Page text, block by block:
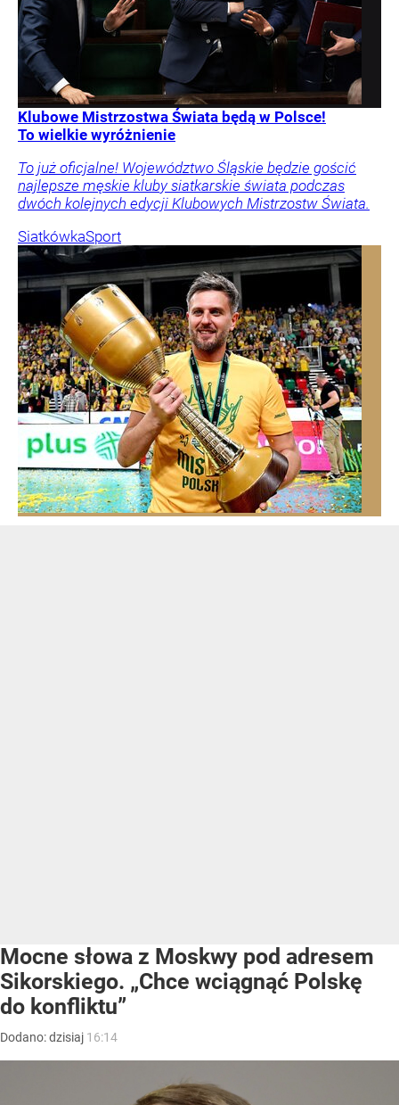
Klubowe Mistrzostwa Świata będą w Polsce!
To wielkie wyróżnienie
To już oficjalne! Województwo Śląskie będzie gościć
najlepsze męskie kluby siatkarskie świata podczas
dwóch kolejnych edycji Klubowych Mistrzostw Świata.
SiatkówkaSport
Mocne słowa z Moskwy pod adresem
Sikorskiego. „Chce wciągnąć Polskę
do konfliktu”
Dodano:dzisiaj 16:14